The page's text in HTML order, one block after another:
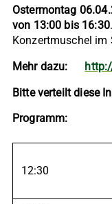
Ostermontag
von 13:00 bis 16:30
Konzertmuschel im
Mehr dazu:
Bitte verteilt diese
Programm:
12:30